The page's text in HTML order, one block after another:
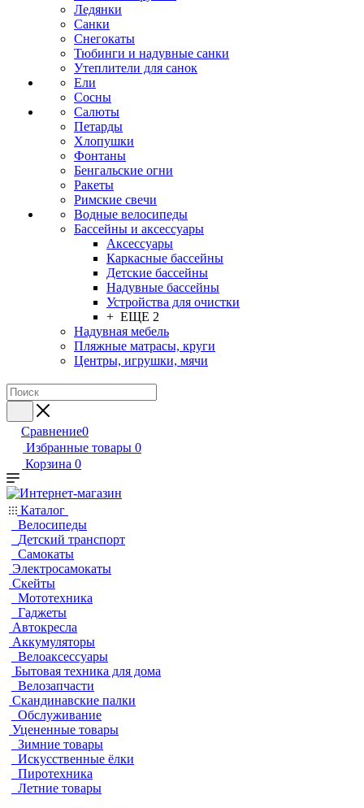
Ледянки
Санки
Снегокаты
Тюбинги и надувные санки
Утеплители для санок
Ели
Сосны
Салюты
Петарды
Хлопушки
Фонтаны
Бенгальские огни
Ракеты
Римские свечи
Водные велосипеды
Бассейны и аксессуары
Аксессуары
Каркасные бассейны
Детские бассейны
Надувные бассейны
Устройства для очистки
+ ЕЩЕ 2
Надувная мебель
Пляжные матрасы, круги
Центры, игрушки, мячи
Сравнение0
Избранные товары 0
Корзина 0
Каталог
Велосипеды
Детский транспорт
Самокаты
Электросамокаты
Скейты
Мототехника
Гаджеты
Автокресла
Аккумуляторы
Велоаксессуары
Бытовая техника для дома
Велозапчасти
Скандинавские палки
Обслуживание
Уцененные товары
Зимние товары
Искусственные ёлки
Пиротехника
Летние товары